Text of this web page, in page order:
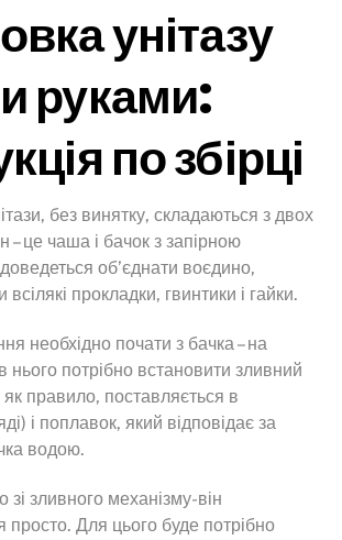
унітазу
руками:
по збірці
без винятку, складаються з двох
– це чаша і бачок з запірною
об’єднати воєдино,
прокладки, гвинтики і гайки.
необхідно почати з бачка – на
нього потрібно встановити зливний
правило, поставляється в
і поплавок, який відповідає за
водою.
зі зливного механізму-він
просто. Для цього буде потрібно